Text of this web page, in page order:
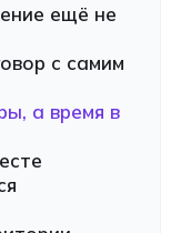
ещё не
с самим
а время в